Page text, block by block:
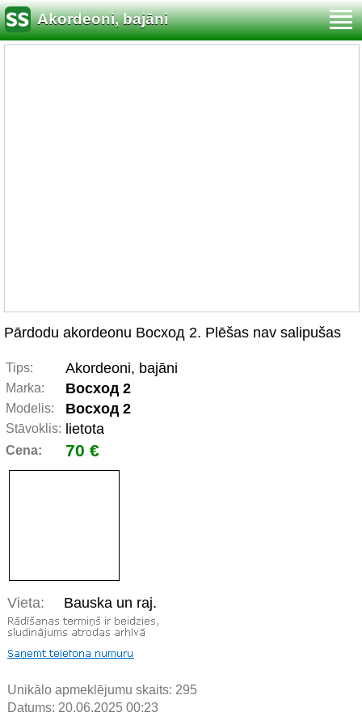
Akordeoni, bajāni
Pārdodu akordeonu Восход 2. Plēšas nav salipušas
Tips: Akordeoni, bajāni
Marka: Восход 2
Modelis: Восход 2
Stāvoklis: lietota
Cena: 70 €
Vieta: Bauska un raj.
Unikālo apmeklējumu skaits: 295
Datums: 20.06.2025 00:23